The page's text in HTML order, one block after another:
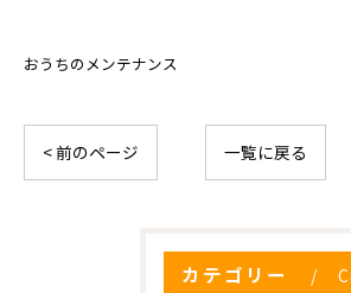
おうちのメンテナンス
< 前のページ 一覧に戻る
カテゴリー